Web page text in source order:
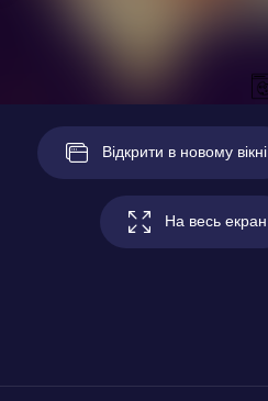
Відкрити в новому вікні
На весь екран